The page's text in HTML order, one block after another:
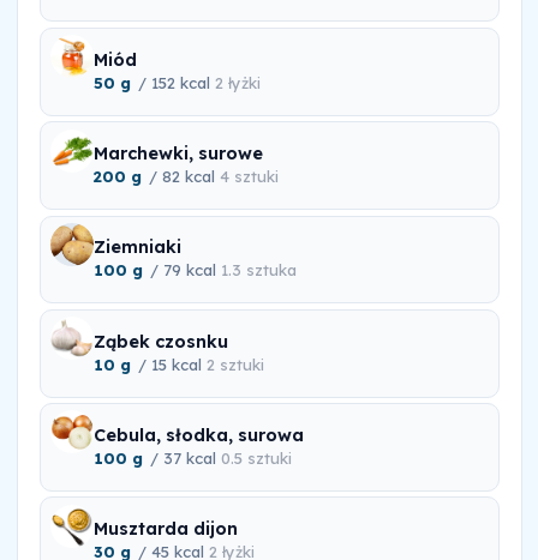
Miód
50 g / 152 kcal 2 łyżki
Marchewki, surowe
200 g / 82 kcal 4 sztuki
Ziemniaki
100 g / 79 kcal 1.3 sztuka
Ząbek czosnku
10 g / 15 kcal 2 sztuki
Cebula, słodka, surowa
100 g / 37 kcal 0.5 sztuki
Musztarda dijon
30 g / 45 kcal 2 łyżki